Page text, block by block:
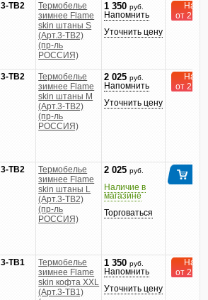
3-TB2
Термобелье
зимнее Flame
skin штаны S
(Арт.3-TB2)
(пр-ль
РОССИЯ)
1 350 руб.
Напомнить
Уточнить цену
На
от 2 до
3-TB2
Термобелье
зимнее Flame
skin штаны M
(Арт.3-TB2)
(пр-ль
РОССИЯ)
2 025 руб.
Напомнить
Уточнить цену
На
от 2 до
3-TB2
Термобелье
зимнее Flame
skin штаны L
(Арт.3-TB2)
(пр-ль
РОССИЯ)
2 025 руб.
Наличие в
магазине
Торговаться
3-TB1
Термобелье
зимнее Flame
skin кофта XXL
(Арт.3-TB1)
1 350 руб.
Напомнить
Уточнить цену
На
от 2 до